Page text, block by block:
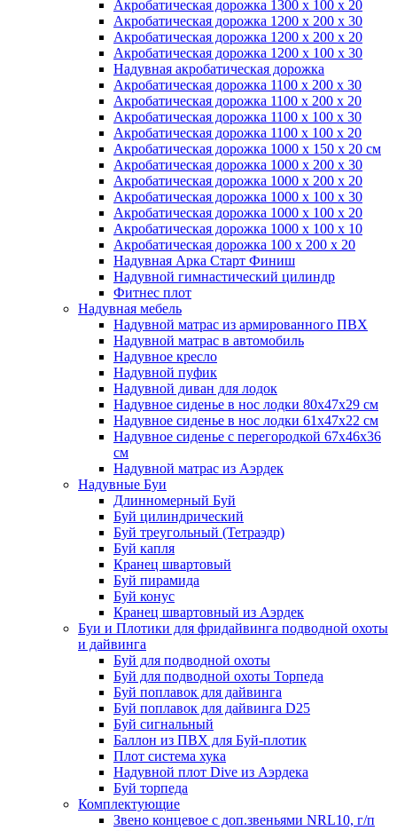
Акробатическая дорожка 1300 x 100 x 20
Акробатическая дорожка 1200 x 200 x 30
Акробатическая дорожка 1200 x 200 x 20
Акробатическая дорожка 1200 x 100 x 30
Надувная акробатическая дорожка
Акробатическая дорожка 1100 x 200 x 30
Акробатическая дорожка 1100 x 200 x 20
Акробатическая дорожка 1100 x 100 x 30
Акробатическая дорожка 1100 x 100 x 20
Акробатическая дорожка 1000 x 150 x 20 см
Акробатическая дорожка 1000 x 200 x 30
Акробатическая дорожка 1000 x 200 x 20
Акробатическая дорожка 1000 x 100 x 30
Акробатическая дорожка 1000 x 100 x 20
Акробатическая дорожка 1000 x 100 x 10
Акробатическая дорожка 100 x 200 x 20
Надувная Арка Старт Финиш
Надувной гимнастический цилиндр
Фитнес плот
Надувная мебель
Надувной матрас из армированного ПВХ
Надувной матрас в автомобиль
Надувное кресло
Надувной пуфик
Надувной диван для лодок
Надувное сиденье в нос лодки 80х47х29 см
Надувное сиденье в нос лодки 61х47х22 см
Надувное сиденье с перегородкой 67х46х36
см
Надувной матрас из Аэрдек
Надувные Буи
Длинномерный Буй
Буй цилиндрический
Буй треугольный (Тетраэдр)
Буй капля
Кранец швартовый
Буй пирамида
Буй конус
Кранец швартовный из Аэрдек
Буи и Плотики для фридайвинга подводной охоты
и дайвинга
Буй для подводной охоты
Буй для подводной охоты Торпеда
Буй поплавок для дайвинга
Буй поплавок для дайвинга D25
Буй сигнальный
Баллон из ПВХ для Буй-плотик
Плот система хука
Надувной плот Dive из Аэрдека
Буй торпеда
Комплектующие
Звено концевое с доп.звеньями NRL10, г/п